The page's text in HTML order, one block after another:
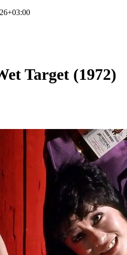
Target (1972)